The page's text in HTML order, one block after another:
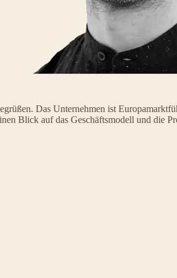
Das Unternehmen ist
Blick auf das Geschäftsmodell und die